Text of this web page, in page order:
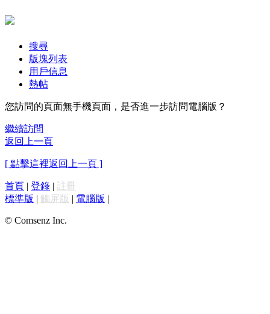
搜尋
版塊列表
用戶信息
熱帖
您訪問的頁面無手機頁面，是否進一步訪問電腦版？
繼續訪問
返回上一頁
[ 點擊這裡返回上一頁 ]
首頁 | 登錄 | 註冊
標準版 | 觸屏版 | 電腦版 |
© Comsenz Inc.